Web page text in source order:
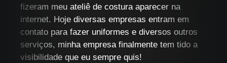
fizeram meu ateliê de costura aparecer na
internet. Hoje diversas empresas entram em
contato para fazer uniformes e diversos outros
serviços, minha empresa finalmente tem tido a
visibilidade que eu sempre quis!